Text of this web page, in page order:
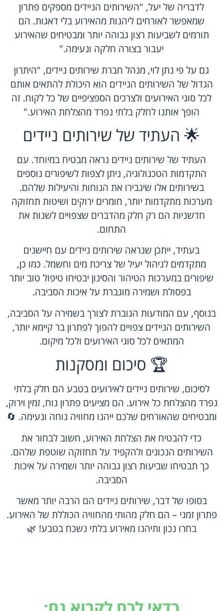
לדבריה של יעל, "השירותים הניידים מספקים פתרון
שמאפשר לאורחים ליהנות מהאירוע בלי דאגות. הם
תורמים לשביעות רצון גבוהה יותר ומבטיחים שהאירוע
יעבור בצורה חלקה ונעימה."
גם על פי נתן לוי, מנהל חברת שירותים ניידים, "היתרון
הגדול של השירותים הניידים הוא היכולת להתאים אותם
לכל סוגי האירועים ולצרכים הספציפיים של כל לקוח. זה
הופך אותנו לחלק בלתי נפרד מהצלחת האירוע."
🌟 העתיד של שירותים ניידים
העתיד של שירותים ניידים נראה מבטיח במיוחד. עם
התקדמות הטכנולוגיה, ניתן לצפות לשיפורים נוספים
בשירותים אלו שיגבירו את הנוחות והיעילות שלהם.
מערכות מתקדמות יותר, חומרים ירוקים ושיטות תחזוקה
חדשניות הם רק חלק מהדברים שצפויים לשנות את
התחום.
בעתיד, ייתכן שנראה שירותים ניידים עם חיישנים
מתקדמים לניהול יעיל של צריכת מים וחשמל. כמו כן,
שיפורים במערכות הטיהור והסינון יבטיחו טיפול טוב יותר
בפסולת ושמירה מוגברת על איכות הסביבה.
בנוסף, עם המודעות הגוברת לצורך בשמירה על הסביבה,
השירותים הניידים צפויים להפוך לפתרון בר קיימא יותר,
המתאים לכל סוגי האירועים ולכל מיקום.
🏆 סיכום ומסקנות
לסיכום, שירותים ניידים לאירועים בטבע הם חלק בלתי
נפרד מהצלחת כל אירוע. הם מציעים פתרון נוח, זמין וירוק,
ומבטיחים שהאורחים שלכם ייהנו מחוויה נוחה ונעימה. 🔄
כדי להבטיח את הצלחת האירוע, חשוב לבחור את
השירותים הנכונים ולהקפיד על תחזוקה שוטפת שלהם.
כך תבטיחו שביעות רצון גבוהה יותר ושמירה על איכות
הסביבה.
בסופו של דבר, שירותים ניידים הם הרבה יותר מאשר
פתרון זמני – הם חלק מהותי מהחוויה הכוללת של האירוע.
בחרו נכון ותיהנו מאירוע בלתי נשכח בטבע! 🌿